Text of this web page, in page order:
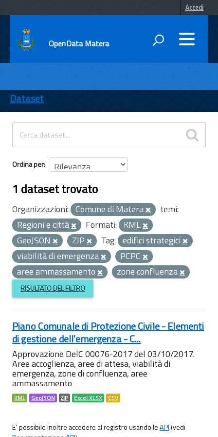
Accedi
OpenData Matera
ENTI
TEMI
INFORMAZIONI
Dataset
Ordina per
1 dataset trovato
Organizzazioni: Comune di Matera
temi:
Regioni e città
Formati: KML
GeoJSON
ZIP Tag: edifici strategici
viabilità di emergenza
PCPC
aree ammassamento
zone confluenza
RISULTATO DEL FILTRO
Piano Comunale di Protezione Civile - Elementi
di gestione dell'emergenza - C...
Approvazione DelC 00076-2017 del 03/10/2017.
Aree accoglienza, aree di attesa, viabilità di
emergenza, zone di confluenza, aree
ammassamento
KML GeoJSON ZIP Excel XLSX CSV
E' possibile inoltre accedere al registro usando leAPI(vedi